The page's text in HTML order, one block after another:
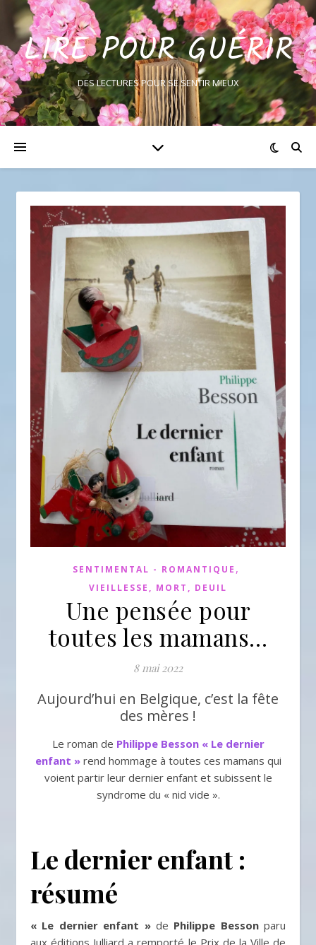
LIRE POUR GUÉRIR
DES LECTURES POUR SE SENTIR MIEUX
SENTIMENTAL - ROMANTIQUE ,
VIEILLESSE, MORT, DEUIL
Une pensée pour
toutes les mamans…
8 mai 2022
Aujourd’hui en Belgique, c’est la fête
des mères !
Le roman de Philippe Besson « Le dernier
enfant »rend hommage à toutes ces mamans qui
voient partir leur dernier enfant et subissent le
syndrome du « nid vide ».
Le dernier enfant :
résumé
« Le dernier enfant »de Philippe Bessonparu
aux éditions Julliard a remporté le Prix de la Ville de